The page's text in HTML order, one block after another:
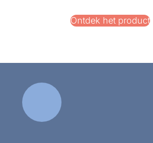
Ontdek het product